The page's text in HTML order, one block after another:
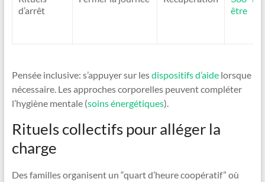
d’arrêt
être
Pensée inclusive: s’appuyer sur lesdispositifs d’aidelorsque
nécessaire. Les approches corporelles peuvent compléter
l’hygiène mentale (soins énergétiques).
Rituels collectifs pour alléger la
charge
Des familles organisent un “quart d’heure coopératif” où